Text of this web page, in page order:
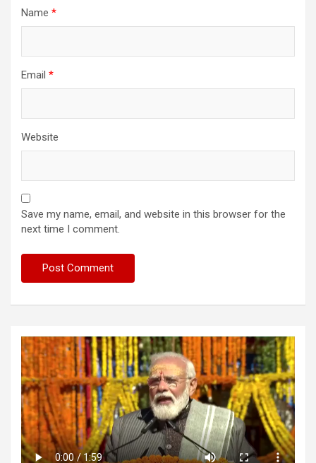
Name *
Email *
Website
Save my name, email, and website in this browser for the
next time I comment.